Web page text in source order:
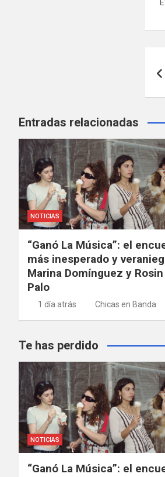
de
Entradas relacionadas
NOTICIAS
“Ganó La Música”: el
más inesperado y
Marina Domínguez y Rosin
Palo
1 día atrás Chicas en Banda
Te has perdido
NOTICIAS
“Ganó La Música”: el